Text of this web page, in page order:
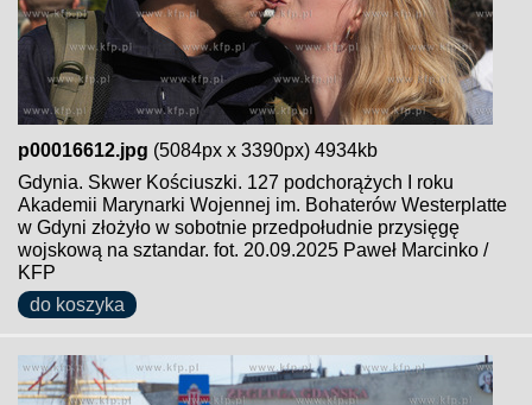
p00016612.jpg (5084px x 3390px) 4934kb
Gdynia. Skwer Kościuszki. 127 podchorążych I roku
Akademii Marynarki Wojennej im. Bohaterów Westerplatte
w Gdyni złożyło w sobotnie przedpołudnie przysięgę
wojskową na sztandar. fot. 20.09.2025 Paweł Marcinko /
KFP
do koszyka